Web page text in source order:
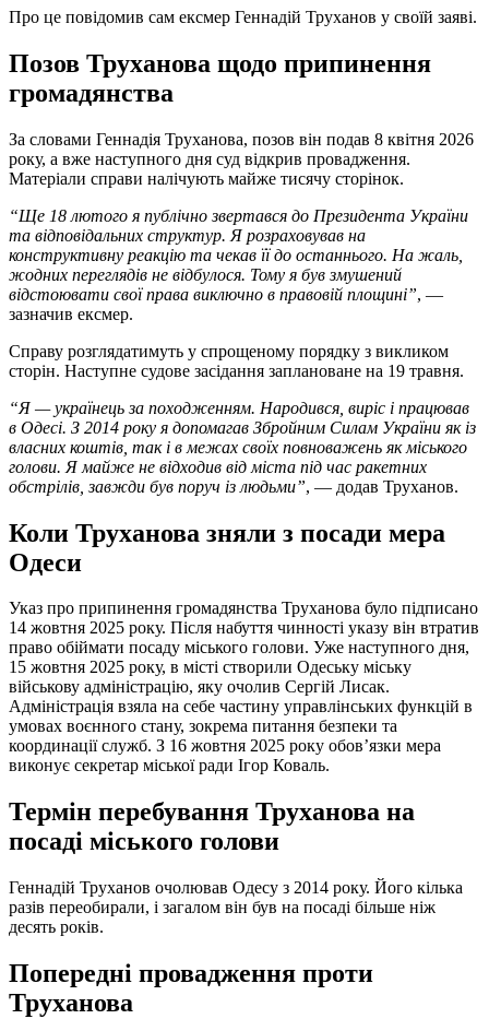
Про це повідомив сам ексмер Геннадій Труханов у своїй заяві.
Позов Труханова щодо припинення
громадянства
За словами Геннадія Труханова, позов він подав 8 квітня 2026
року, а вже наступного дня суд відкрив провадження.
Матеріали справи налічують майже тисячу сторінок.
“Ще 18 лютого я публічно звертався до Президента України
та відповідальних структур. Я розраховував на
конструктивну реакцію та чекав її до останнього. На жаль,
жодних переглядів не відбулося. Тому я був змушений
відстоювати свої права виключно в правовій площині”, —
зазначив ексмер.
Справу розглядатимуть у спрощеному порядку з викликом
сторін. Наступне судове засідання заплановане на 19 травня.
“Я — українець за походженням. Народився, виріс і працював
в Одесі. З 2014 року я допомагав Збройним Силам України як із
власних коштів, так і в межах своїх повноважень як міського
голови. Я майже не відходив від міста під час ракетних
обстрілів, завжди був поруч із людьми”, — додав Труханов.
Коли Труханова зняли з посади мера
Одеси
Указ про припинення громадянства Труханова було підписано
14 жовтня 2025 року. Після набуття чинності указу він втратив
право обіймати посаду міського голови. Уже наступного дня,
15 жовтня 2025 року, в місті створили Одеську міську
військову адміністрацію, яку очолив Сергій Лисак.
Адміністрація взяла на себе частину управлінських функцій в
умовах воєнного стану, зокрема питання безпеки та
координації служб. З 16 жовтня 2025 року обов’язки мера
виконує секретар міської ради Ігор Коваль.
Термін перебування Труханова на
посаді міського голови
Геннадій Труханов очолював Одесу з 2014 року. Його кілька
разів переобирали, і загалом він був на посаді більше ніж
десять років.
Попередні провадження проти
Труханова